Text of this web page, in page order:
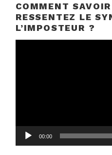
COMMENT
RESSENTEZ LE
L’IMPOSTEUR ?
00:00